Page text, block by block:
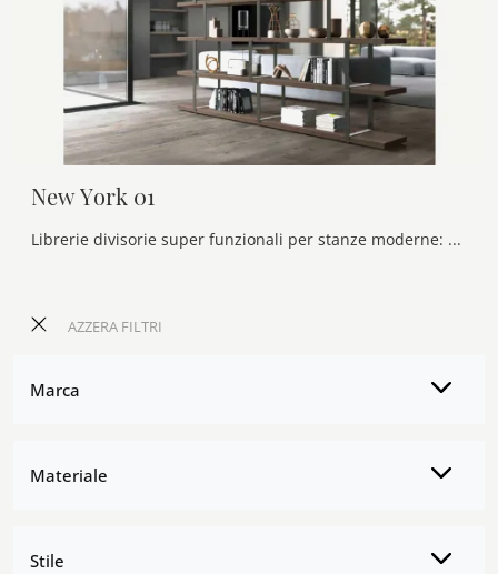
AZZERA FILTRI
Marca
Materiale
Stile
New York 01
Librerie divisorie super funzionali per stanze moderne: ottieni informazioni sul modello New York 01 dell'azienda Olivieri!